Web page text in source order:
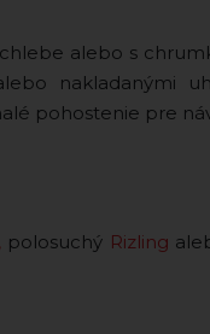
alebo s
nakladanými
pohostenie pre
polosuchý Rizling